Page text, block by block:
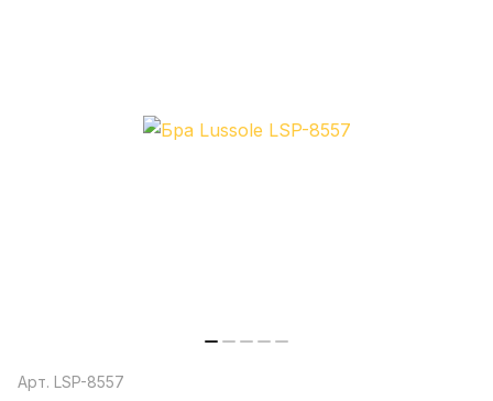
Арт. LSP-8557